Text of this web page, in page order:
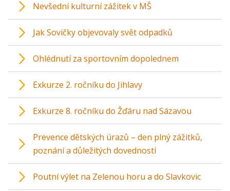
Nevšední kulturní zážitek v MŠ
Jak Sovičky objevovaly svět odpadků
Ohlédnutí za sportovním dopolednem
Exkurze 2. ročníku do Jihlavy
Exkurze 8. ročníku do Žďáru nad Sázavou
Prevence dětských úrazů – den plný zážitků,
poznání a důležitých dovedností
Poutní výlet na Zelenou horu a do Slavkovic